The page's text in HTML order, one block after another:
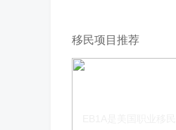
移民项目推荐